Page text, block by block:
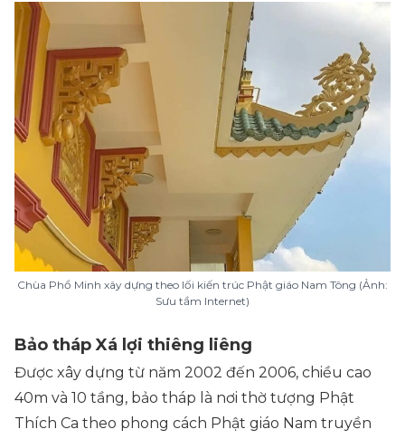
Chùa Phổ Minh xây dựng theo lối kiến trúc Phật giáo Nam Tông (Ảnh:
Sưu tầm Internet)
Bảo tháp Xá lợi thiêng liêng
Được xây dựng từ năm 2002 đến 2006, chiều cao
40m và 10 tầng, bảo tháp là nơi thờ tượng Phật
Thích Ca theo phong cách Phật giáo Nam truyền